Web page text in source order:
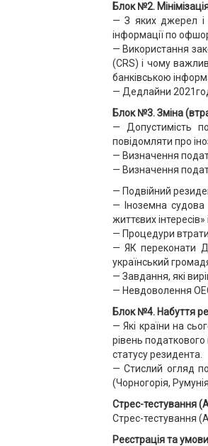
Блок №2.
— З яких джерел і
інформації по
— Використання
(CRS) і чому
банківською
— Дедлайни
Блок №3. Зміна
— Допустимість
повідомляти про
— Визначення
— Визначення
— Подвійний
— Іноземна судова
життєвих
— Процедури
— ЯК переконати
український
— Завдання, які
— Невдоволення
Блок №4. Набуття
— Які країни на
рівень
статусу резидента.
— Стислий огляд
(Чорногорія,
Стрес-тестування
Стрес-тестування
Реєстрація та